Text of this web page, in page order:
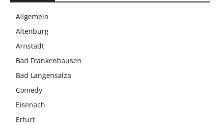
Allgemein
Altenburg
Arnstadt
Bad Frankenhausen
Bad Langensalza
Comedy
Eisenach
Erfurt